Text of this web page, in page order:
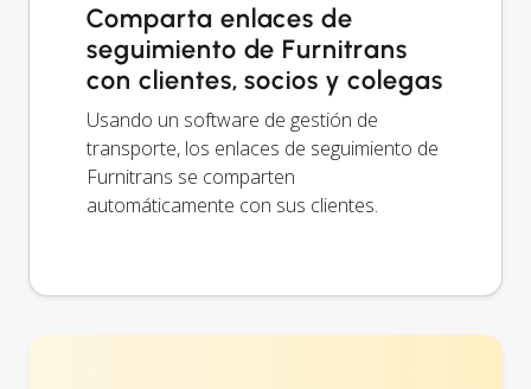
Comparta enlaces de
seguimiento de Furnitrans
con clientes, socios y colegas
Usando un software de gestión de
transporte, los enlaces de seguimiento de
Furnitrans se comparten
automáticamente con sus clientes.